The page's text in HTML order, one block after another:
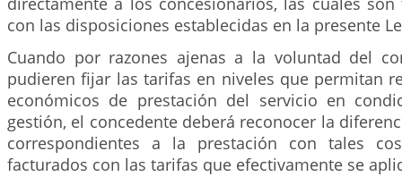
con las disposiciones establecidas en la presente
Cuando por razones ajenas a la voluntad del
pudieren fijar las tarifas en niveles que permitan
económicos de prestación del servicio en
gestión, el concedente deberá reconocer la
correspondientes a la prestación con tales
facturados con las tarifas que efectivamente se